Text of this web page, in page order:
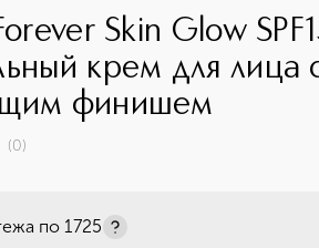
Skin Glow
крем для лица
финишем
(0)
по 1725